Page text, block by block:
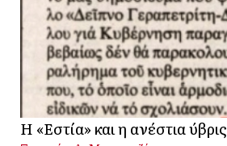
Η «Εστία» και η ανέστια ύβρις